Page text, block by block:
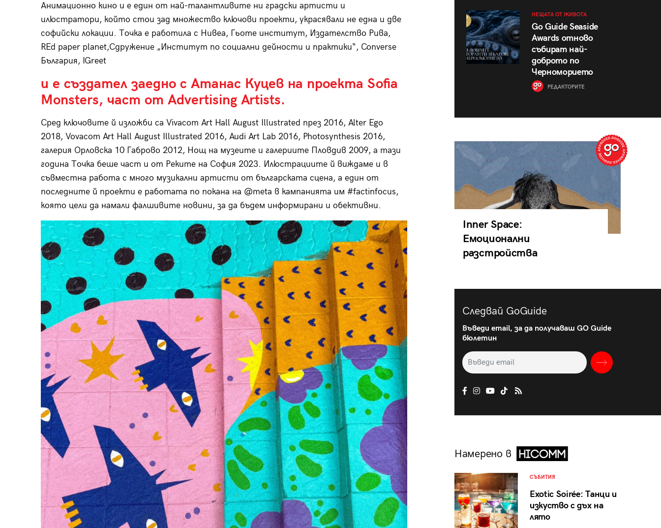
Анимационно кино и е един от най-талантливите ни градски артисти и
илюстратори, който стои зад множество ключови проекти, украсявали не една и две
софийски локации. Точка е работила с Нивеа, Гьоте институт, Издателство Рива,
REd paper planet,Сдружение „Институт по социални дейности и практики“, Converse
България, IGreet
и е създател заедно с Атанас Куцев на проекта Sofia
Monsters, част от Advertising Artists.
Сред ключовите й изложби са Vivacom Art Hall August Illustrated през 2016, Alter Ego
2018, Vovacom Art Hall August Illustrated 2016, Audi Art Lab 2016, Photosynthesis 2016,
галерия Орловска 10 Габрово 2012, Нощ на музеите и галериите Пловдив 2009, а тази
година Точка беше част и от Реките на София 2023. Илюстрациите й виждаме и в
съвместна работа с много музикални артисти от българската сцена, а един от
последните й проекти е работата по покана на @meta в кампанията им #factinfocus,
която цели да намали фалшивите новини, за да бъдем информирани и обективни.
НЕЩАТА ОТ ЖИВОТА
Go Guide Seaside
Awards отново
събират най-
доброто по
Черноморието
РЕДАКТОРИТЕ
Inner Space:
Емоционални
разстройства
Следвай GoGuide
Въведи email, за да получаваш GO Guide
бюлетин
Намерено в
СЪБИТИЯ
Exotic Soirée: Танци и
изкуство с дъх на
лято